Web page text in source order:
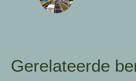
Gerelateerde